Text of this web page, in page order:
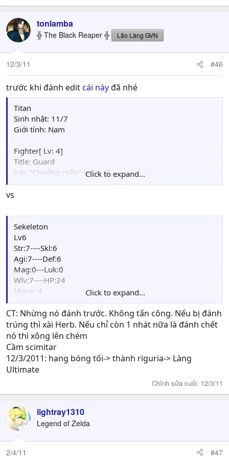
tonlamba
╬ The Black Reaper ╬ Lão Làng GVN
12/3/11 #46
trước khi đánh edit cái nàyđã nhé
Titan
Sinh nhật: 11/7
Giới tính: Nam
Fighter[ Lv: 4]
Title: Guard
Job: "Chưởng môn" kiếm sĩ
Guild: [RWelt] Ngự lâm quân Welt
HP : 16/16
STR: 7---MAG: 0
SKL: 6---LUCK: 0
AGI: 7+1---WLV : 3
DEF: 3+1---MOV: 5
EXP: 15
Points: 02
Weapon : Iron Sword(30/50), Sl.Sword(46/46),
Scimitar(29/33)
Item: Fruit(2), herb(5)
Click to expand...
vs
Sekeleton
Lv6
Str:7----Skl:6
Agi:7----Def:6
Mag:0---Luk:0
Wlv:7----HP:24
Move: 4
Weapon: Steel Sword
Click to expand...
CT: Nhừng nó đánh trước. Không tấn công. Nếu bị đánh
trúng thì xài Herb. Nếu chỉ còn 1 nhát nữa là đánh chết
nó thì xông lên chém
Cầm scimitar
12/3/2011: hang bóng tối-> thành riguria-> Làng
Ultimate
Chỉnh sửa cuối: 12/3/11
lightray1310
Legend of Zelda
2/4/11 #47